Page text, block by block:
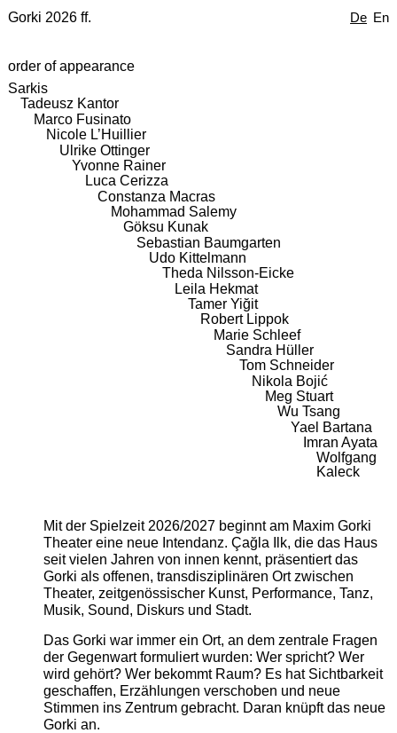
De En
Gorki 2026 ff.
order of appearance
Sarkis
Tadeusz Kantor
Marco Fusinato
Nicole L’Huillier
Ulrike Ottinger
Yvonne Rainer
Luca Cerizza
Constanza Macras
Mohammad Salemy
Göksu Kunak
Sebastian Baumgarten
Udo Kittelmann
Theda Nilsson-Eicke
Leila Hekmat
Tamer Yiğit
Robert Lippok
Marie Schleef
Sandra Hüller
Tom Schneider
Nikola Bojić
Meg Stuart
Wu Tsang
Yael Bartana
Imran Ayata
Wolfgang
Kaleck
Mit der Spielzeit 2026/2027 beginnt am Maxim Gorki
Theater eine neue Intendanz. Çağla Ilk, die das Haus
seit vielen Jahren von innen kennt, präsentiert das
Gorki als offenen, transdisziplinären Ort zwischen
Theater, zeitgenössischer Kunst, Performance, Tanz,
Musik, Sound, Diskurs und Stadt.
Das Gorki war immer ein Ort, an dem zentrale Fragen
der Gegenwart formuliert wurden: Wer spricht? Wer
wird gehört? Wer bekommt Raum? Es hat Sichtbarkeit
geschaffen, Erzählungen verschoben und neue
Stimmen ins Zentrum gebracht. Daran knüpft das neue
Gorki an.